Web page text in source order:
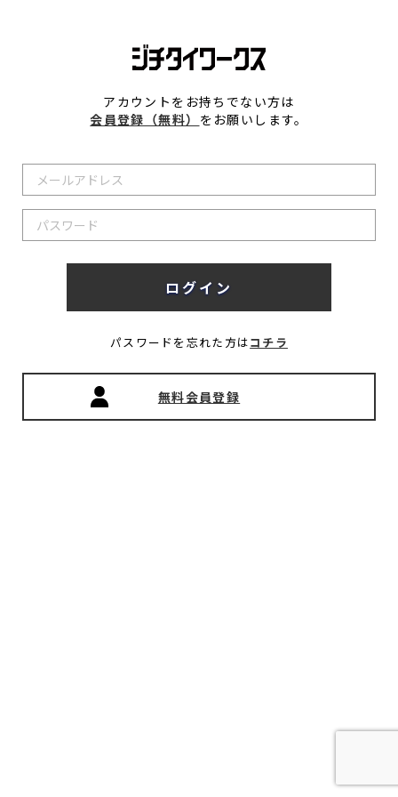
アカウントをお持ちでない方は
会員登録（無料） をお願いします。
パスワードを忘れた方はコチラ
無料会員登録